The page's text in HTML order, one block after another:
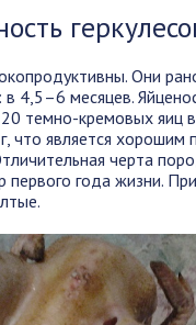
Они
4,5–6 месяцев.
темно-кремовых яиц
что является хорошим
черта
первого года жизни.